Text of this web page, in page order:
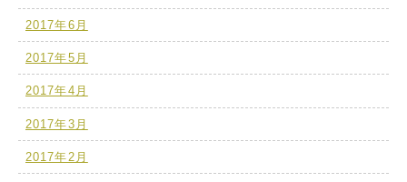
2017年6月
2017年5月
2017年4月
2017年3月
2017年2月